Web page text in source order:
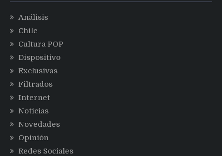
Análisis
Chile
Cultura POP
Dispositivo
Exclusivas
Filtrados
Internet
Noticias
Novedades
Opinión
Redes Sociales